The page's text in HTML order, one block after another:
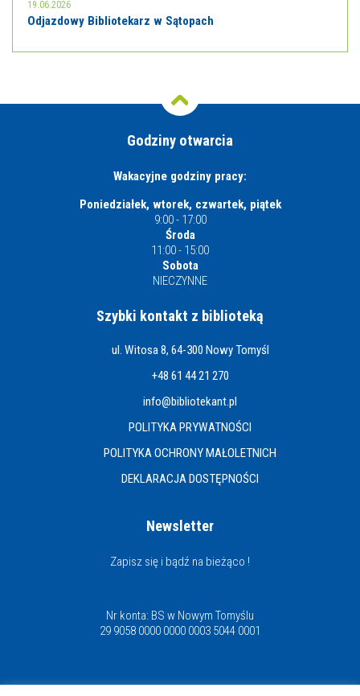
19.06.2026
Odjazdowy Bibliotekarz w Sątopach
Godziny otwarcia
Wakacyjne godziny pracy:
Poniedziałek, wtorek, czwartek, piątek
9:00 - 17:00
Środa
11:00 - 15:00
Sobota
NIECZYNNE
Szybki kontakt z biblioteką
ul. Witosa 8, 64-300 Nowy Tomyśl
+48 61 44 21 270
info@bibliotekant.pl
POLITYKA PRYWATNOŚCI
POLITYKA OCHRONY MAŁOLETNICH
DEKLARACJA DOSTĘPNOŚCI
Newsletter
Zapisz się i bądź na bieżąco !
Nr konta: BS w Nowym Tomyślu
29 9058 0000 0000 0003 5044 0001